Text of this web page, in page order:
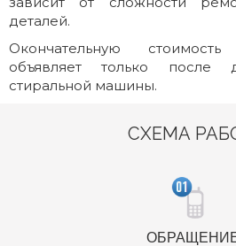
деталей.
Окончательную
объявляет только после
стиральной машины.
СХЕМА